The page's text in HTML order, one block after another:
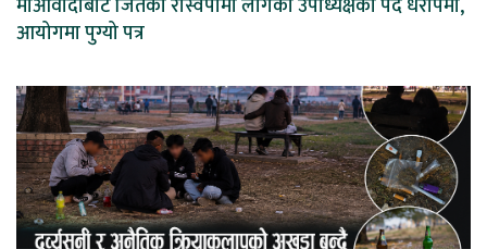
आयोगमा पुग्यो पत्र